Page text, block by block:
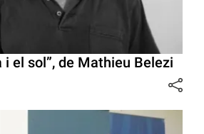
i el sol”, de Mathieu Belezi